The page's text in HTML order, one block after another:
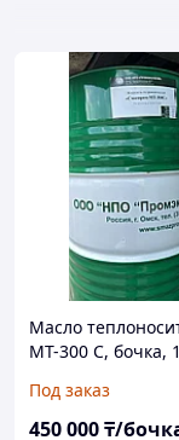
Масло
МТ-300 С, бочка,
Под заказ
450 000₸/